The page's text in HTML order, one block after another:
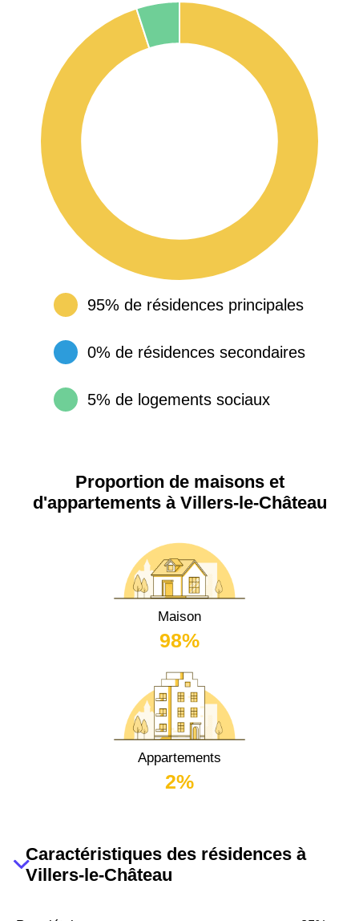
95% de résidences principales
0% de résidences secondaires
5% de logements sociaux
Proportion de maisons et
d'appartements à Villers-le-Château
Maison
98%
Appartements
2%
Caractéristiques des résidences à
Villers-le-Château